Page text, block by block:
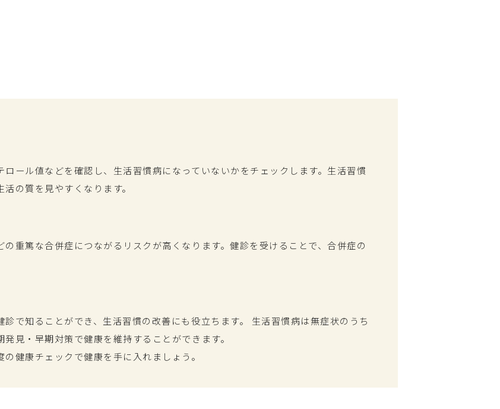
ール値などを確認し、生活習慣病になっていないかをチェックします。生活習慣
の質を見やすくなります。
重篤な合併症につながるリスクが⾼くなります。健診を受けることで、合併症の
で知ることができ、⽣活習慣の改善にも役⽴ちます。 生活習慣病は無症状のうち
見・早期対策で健康を維持することができます。
健康チェックで健康を手に入れましょう。